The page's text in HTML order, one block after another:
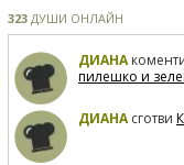
323 ДУШИ ОНЛАЙН
ДИАНА
пилешко и
ДИАНАсготви